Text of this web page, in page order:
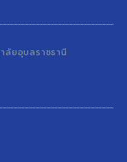
ลัยอุบลราชธานี